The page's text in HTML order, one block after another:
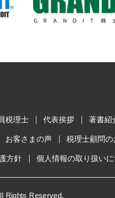
税理士 代表挨拶 著書紹
お客さまの声 税理士顧問の
方針 個人情報の取り扱い
Rights Reserved.